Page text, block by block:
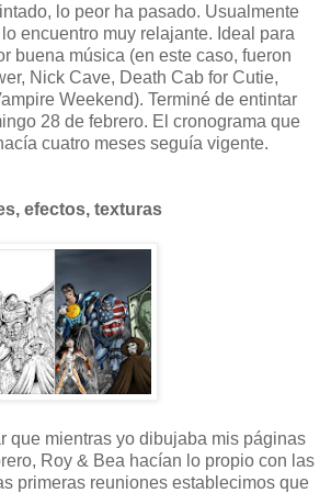
lo peor ha pasado. Usualmente
encuentro muy relajante. Ideal para
buena música (en este caso, fueron
Nick Cave, Death Cab for Cutie,
Weekend). Terminé de entintar
28 de febrero. El cronograma que
cuatro meses seguía vigente.
efectos, texturas
que mientras yo dibujaba mis páginas
Roy & Bea hacían lo propio con las
primeras reuniones establecimos que